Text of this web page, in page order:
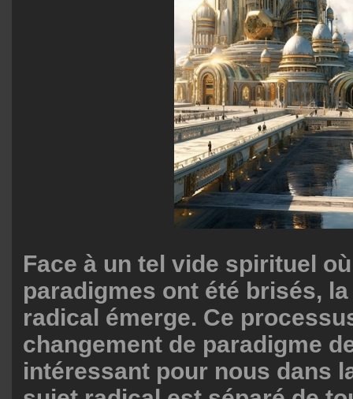
Face à un tel vide spirituel
paradigmes ont été brisés,
radical émerge. Ce
changement de paradigme
intéressant pour nous dans